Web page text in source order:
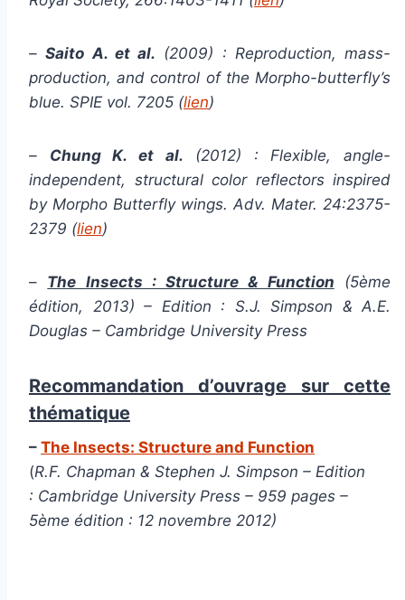
–Saito A. et al. (2009) : Reproduction, mass-
production, and control of the Morpho-butterfly’s
blue. SPIE vol. 7205 (lien)
– Chung K. et al. (2012) : Flexible, angle-
independent, structural color reflectors inspired
by Morpho Butterfly wings. Adv. Mater. 24:2375-
2379 (lien)
– The Insects : Structure & Function (5ème
édition, 2013) – Edition : S.J. Simpson & A.E.
Douglas – Cambridge University Press
Recommandation d’ouvrage sur cette
thématique
– The Insects: Structure and Function
(R.F. Chapman & Stephen J. Simpson – Edition
: Cambridge University Press – 959 pages –
5ème édition : 12 novembre 2012)